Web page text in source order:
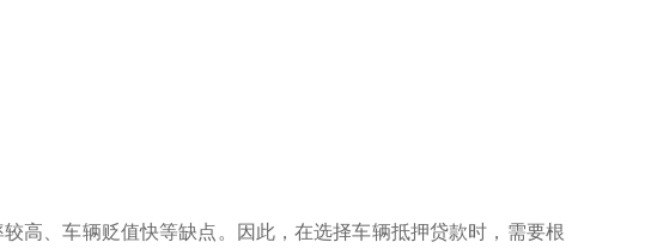
高、车辆贬值快等缺点。因此，在选择车辆抵押贷款时，需要根